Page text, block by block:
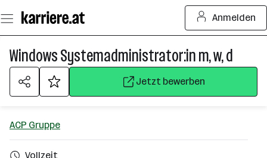
Seiteninhalt
springen
Anmelden
Windows Systemadministrator:in m, w, d
Jetzt bewerben
ACP Gruppe
Vollzeit